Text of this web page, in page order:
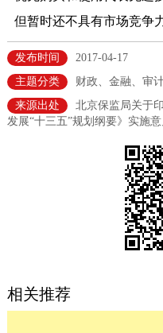
市领导
政策兑现
决策公开
中介服务
但暂时还不具有市场竞争
发布时间
2017-04-17
主题分类
财政、金融、审
来源出处
北京保监局关于
发展“十三五”规划纲要》实施
相关推荐